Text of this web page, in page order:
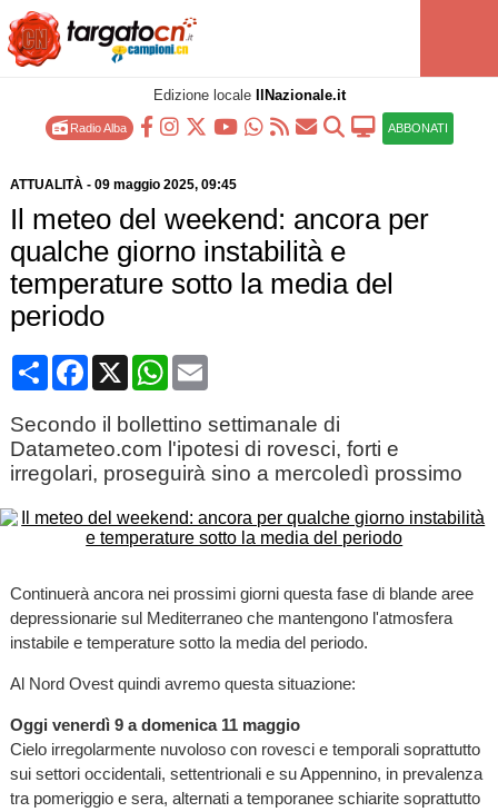
Edizione locale IlNazionale.it
Radio Alba ABBONATI
ATTUALITÀ- 09 maggio 2025, 09:45
Il meteo del weekend: ancora per
qualche giorno instabilità e
temperature sotto la media del
periodo
CondividiFacebook
X WhatsApp
Email
Secondo il bollettino settimanale di
Datameteo.com l'ipotesi di rovesci, forti e
irregolari, proseguirà sino a mercoledì prossimo
Continuerà ancora nei prossimi giorni questa fase di blande aree
depressionarie sul Mediterraneo che mantengono l'atmosfera
instabile e temperature sotto la media del periodo.
Al Nord Ovest quindi avremo questa situazione:
Oggi venerdì 9 a domenica 11 maggio
Cielo irregolarmente nuvoloso con rovesci e temporali soprattutto
sui settori occidentali, settentrionali e su Appennino, in prevalenza
tra pomeriggio e sera, alternati a temporanee schiarite soprattutto